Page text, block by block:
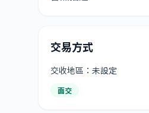
交易方式
交收地區：未設定
面交